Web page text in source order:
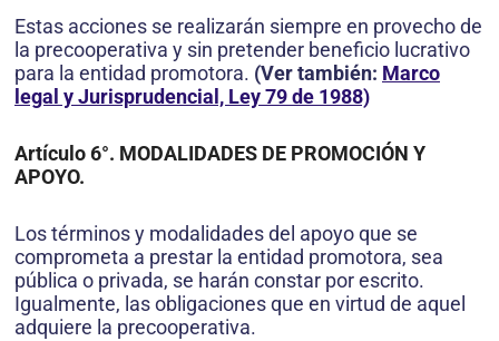
Estas acciones se realizarán siempre en provecho de
la precooperativa y sin pretender beneficio lucrativo
para la entidad promotora. (Ver también: Marco
legal y Jurisprudencial, Ley 79 de 1988)
Artículo 6°. MODALIDADES DE PROMOCIÓN Y
APOYO.
Los términos y modalidades del apoyo que se
comprometa a prestar la entidad promotora, sea
pública o privada, se harán constar por escrito.
Igualmente, las obligaciones que en virtud de aquel
adquiere la precooperativa.